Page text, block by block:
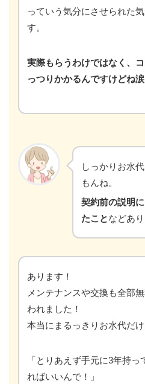
っていう気分にさせられた
す。
実際もらうわけではなく、
っつりかかるんですけどね涙
しっかりお水
もんね。
契約前の説明
たことなどあ
あります！
メンテナンスや交換も全部
われました！
本当にまるっきりお水代だけ
「とりあえず手元に3年持っ
ればいいんで！」